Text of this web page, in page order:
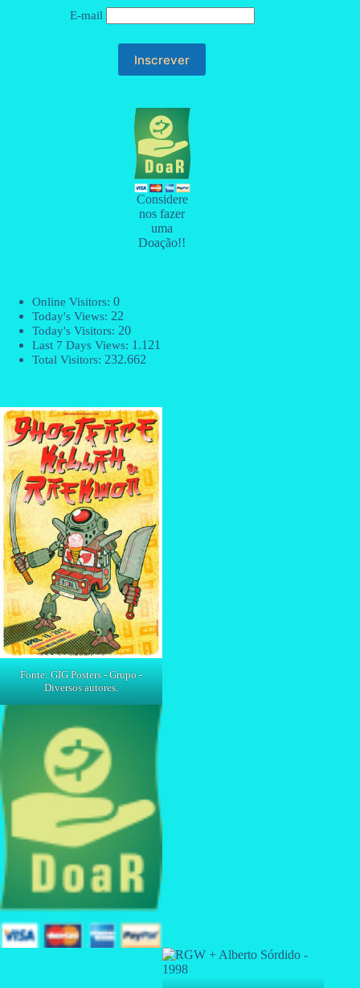
E-mail
Considere
nos fazer
uma
Doação!!
Online Visitors: 0
Today's Views: 22
Today's Visitors: 20
Last 7 Days Views: 1.121
Total Visitors: 232.662
Fonte: GIG Posters - Grupo -
Diversos autores.